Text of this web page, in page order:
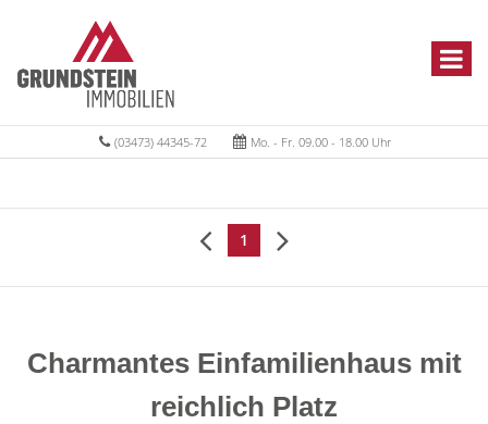
(03473) 44345-72 Mo. - Fr. 09.00 - 18.00 Uhr
1
Charmantes Einfamilienhaus mit
reichlich Platz